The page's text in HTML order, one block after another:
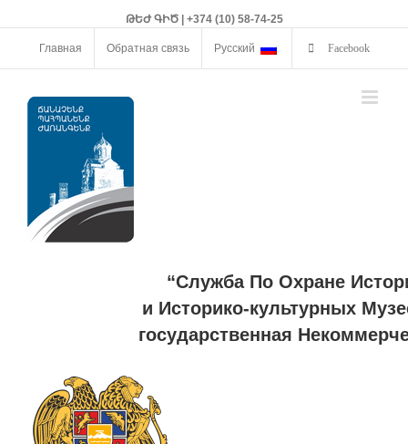
ԹԵԺ ԳԻԾ | +374 (10) 58-74-25
Главная Обратная связь Русский Facebook
“Служба По Охране
и Историко-культурных
государственная